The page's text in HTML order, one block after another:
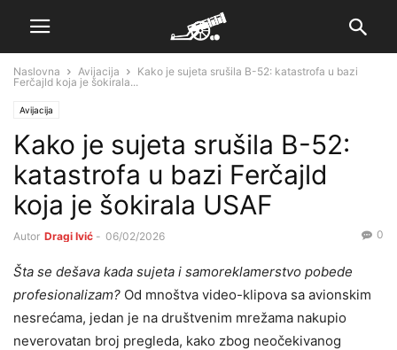
Naslovna Avijacija
Kako je sujeta srušila B-52: katastrofa u bazi
Ferčajld koja je šokirala...
Avijacija
Kako je sujeta srušila B-52:
katastrofa u bazi Ferčajld
koja je šokirala USAF
Autor Dragi Ivić - 06/02/2026 0
Šta se dešava kada sujeta i samoreklamerstvo pobede
profesionalizam? Od mnoštva video-klipova sa avionskim
nesrećama, jedan je na društvenim mrežama nakupio
neverovatan broj pregleda, kako zbog neočekivanog